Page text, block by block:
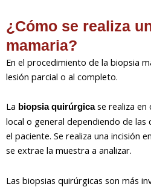
¿Cómo se realiza
mamaria?
En el procedimiento de la biopsia
lesión parcial o al completo.
La biopsia quirúrgicase realiza en
local o general dependiendo de las
el paciente. Se realiza una incisión
se extrae la muestra a analizar.
Las biopsias quirúrgicas son más